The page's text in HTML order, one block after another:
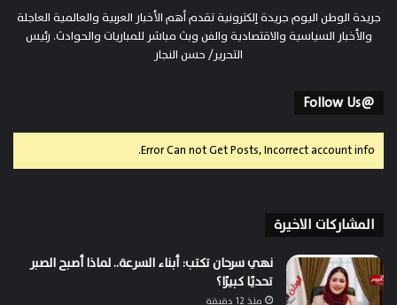
جريدة الوطن اليوم جريدة إلكترونية تقدم أهم الأخبار العربية والعالمية العاجلة
والأخبار السياسية والاقتصادية والفن وبث مباشر للمباريات والحوادث. رئيس
التحرير/ حسن النجار
@Follow Us
Error Can not Get Posts, Incorrect account info.
المشاركات الاخيرة
نهي سرحان تكتب: أبناء السرعة.. لماذا أصبح الصبر
تحديًا كبيرًا؟
منذ 12 دقيقة